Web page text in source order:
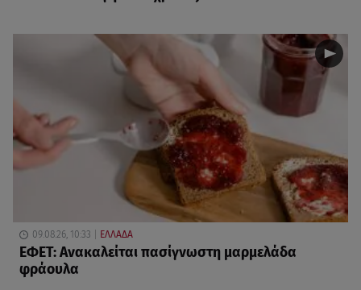
09.08.26, 10:33 ΕΛΛΑΔΑ
ΕΦΕΤ: Ανακαλείται πασίγνωστη μαρμελάδα
φράουλα